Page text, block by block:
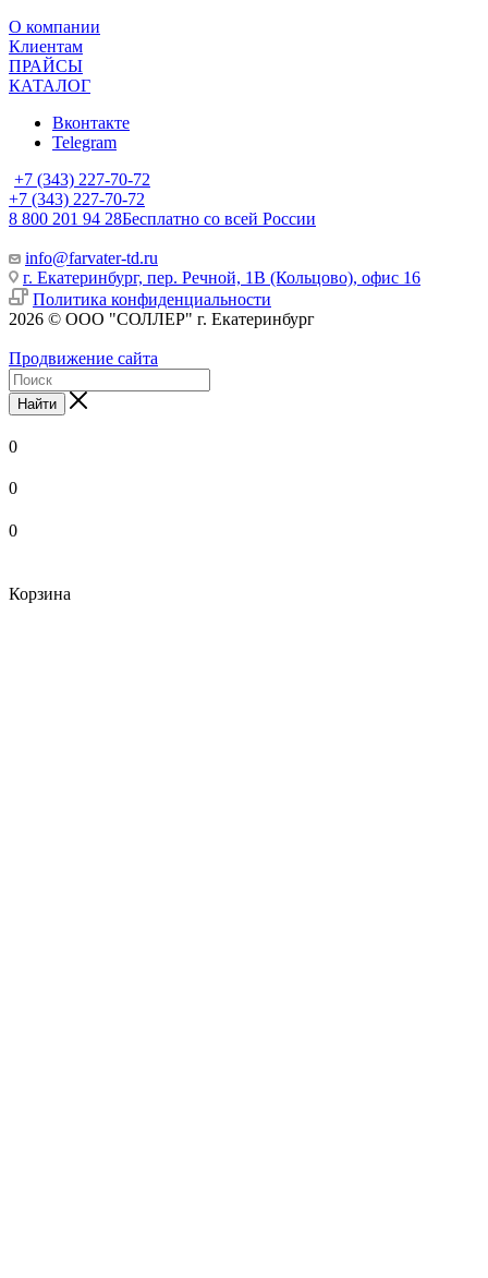
О компании
Клиентам
ПРАЙСЫ
КАТАЛОГ
Вконтакте
Telegram
+7 (343) 227-70-72
+7 (343) 227-70-72
8 800 201 94 28Бесплатно со всей России
info@farvater-td.ru
г. Екатеринбург, пер. Речной, 1В (Кольцово), офис 16
Политика конфиденциальности
2026 © ООО "СОЛЛЕР" г. Екатеринбург
Продвижение сайта
Найти
0
0
0
Корзина